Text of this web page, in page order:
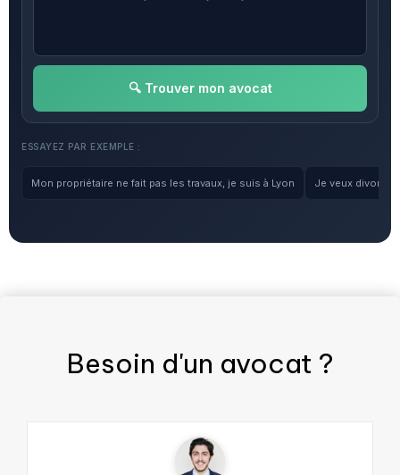
🔍 Trouver mon avocat
ESSAYEZ PAR EXEMPLE :
Mon propriétaire ne fait pas les travaux, je suis à Lyon Je veux
Besoin d'un avocat ?